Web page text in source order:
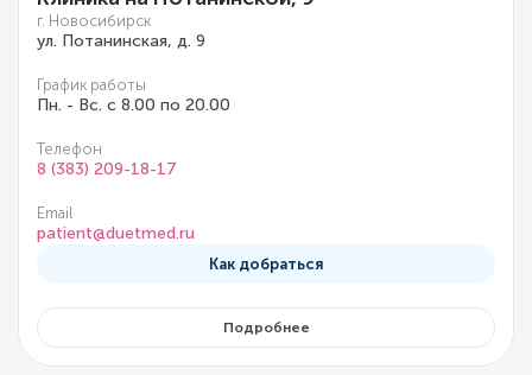
г. Новосибирск
ул. Потанинская, д. 9
График работы
Пн. - Вс. с 8.00 по 20.00
Телефон
8 (383) 209-18-17
Email
patient@duetmed.ru
Как добраться
Подробнее